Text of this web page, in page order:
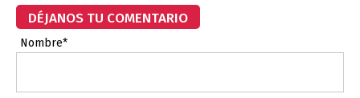
DÉJANOS TU COMENTARIO
Nombre*